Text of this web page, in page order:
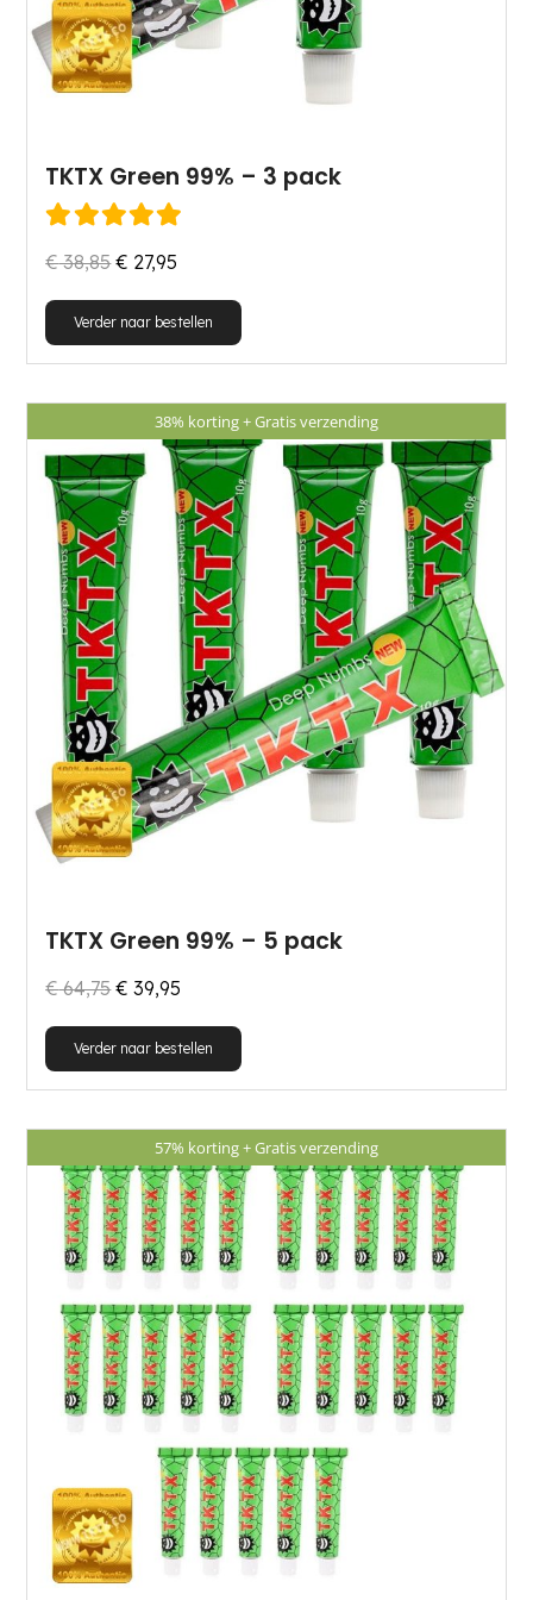
TKTX Green 99% – 3 pack
€38,85Oorspronkelijke
prijs
was:
€ 38,85.
€ 27,95
prijs
is:
€ 27,95.
Verder naar bestellen
38% korting + Gratis verzending
TKTX Green 99% – 5 pack
€64,75Oorspronkelijke
prijs
was:
€ 64,75.
€ 39,95
prijs
is:
€ 39,95.
Verder naar bestellen
57% korting +Gratis verzending